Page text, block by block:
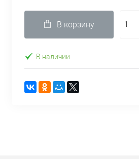
В корзину
В наличии